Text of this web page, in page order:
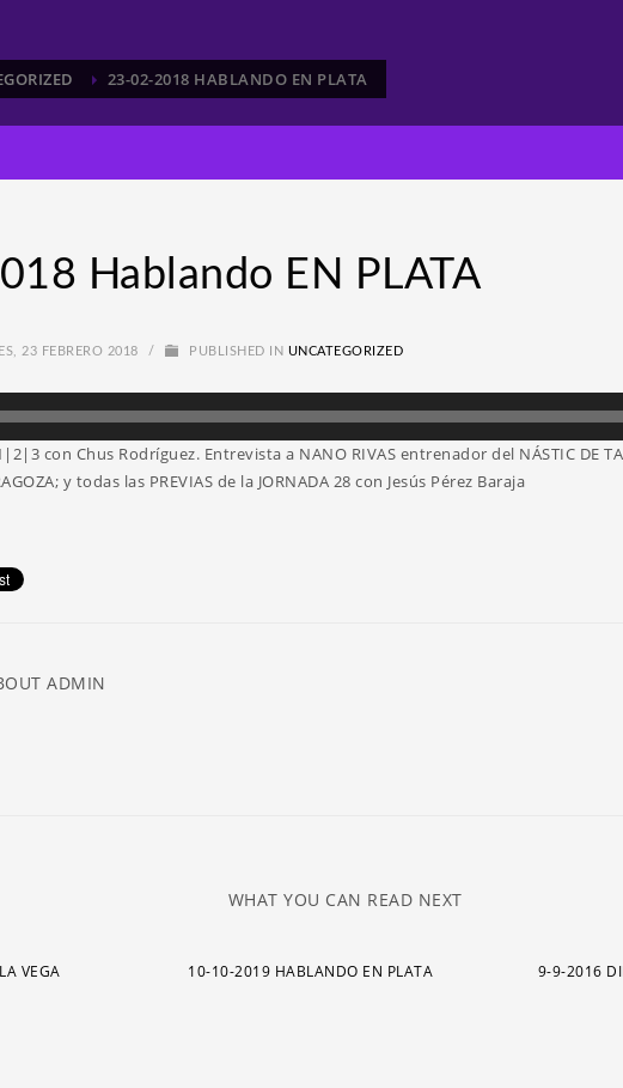
23-02-2018 HABLANDO EN PLATA
Hablando EN PLATA
23 FEBRERO 2018 / PUBLISHED IN UNCATEGORIZED
con Chus Rodríguez. Entrevista a NANO RIVAS entrenador del NÁSTIC DE
y todas las PREVIAS de la JORNADA 28 con Jesús Pérez Baraja
ADMIN
WHAT YOU CAN READ NEXT
VEGA 10-10-2019 HABLANDO EN PLATA 9-9-2016